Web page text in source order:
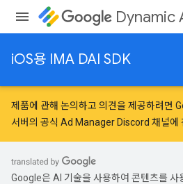
Dynamic
iOS용 IMA DAI SDK
제품에 관해 논의하고 의견을 제공하려면
서버의 공식 Ad Manager Discord 채널에
Google은 AI 기술을 사용하여 콘텐츠를 사